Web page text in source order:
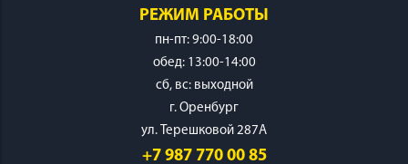
РЕЖИМ РАБОТЫ
пн-пт: 9:00-18:00
обед: 13:00-14:00
cб, вс: выходной
г. Оренбург
ул. Терешковой 287А
+7 987 770 00 85